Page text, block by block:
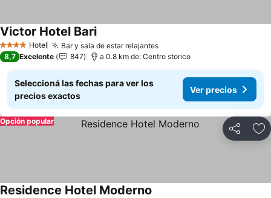
4 EstrellasHotel Bar y sala de estar relajantes
Victor Hotel Bari
8,7 Excelente 847 a 0.8 km de: Centro storico
Seleccioná las fechas para ver los
precios exactos
Ver precios
Compartir
Opción popular
Residence Hotel Moderno